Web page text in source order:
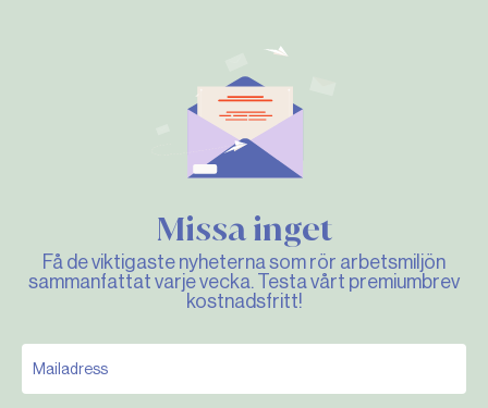
Missa inget
Få de viktigaste nyheterna som rör arbetsmiljön
sammanfattat varje vecka. Testa vårt premiumbrev
kostnadsfritt!